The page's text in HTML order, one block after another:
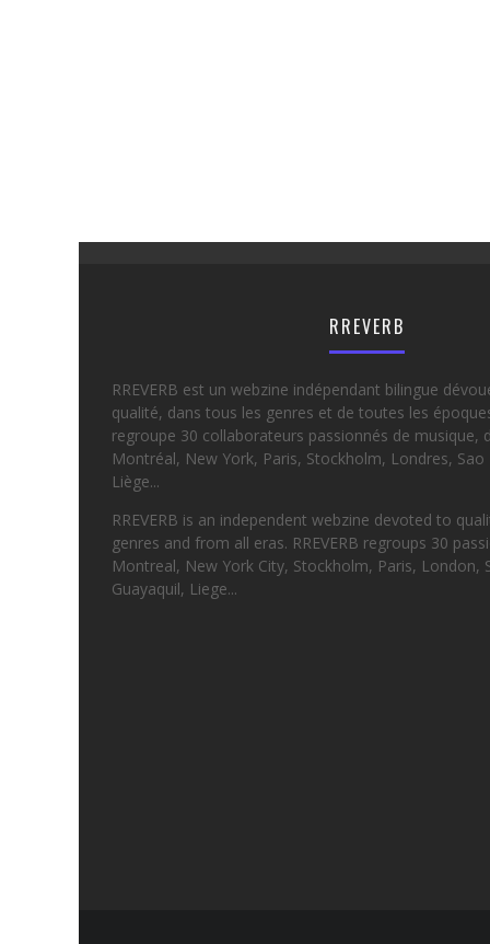
RREVERB
RREVERB est un webzine indépendant bilingue
qualité, dans tous les genres et de toutes les
regroupe 30 collaborateurs passionnés de musique,
Montréal, New York, Paris, Stockholm, Londres, Sao
Liège...
RREVERB is an independent webzine devoted to
genres and from all eras. RREVERB regroups 30
Montreal, New York City, Stockholm, Paris, London,
Guayaquil, Liege...